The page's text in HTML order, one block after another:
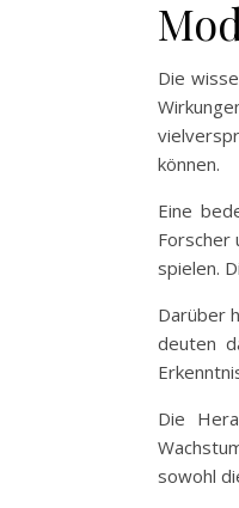
Die
können.
Eine
Forscher
spielen.
Darüber
deuten
Die
sowohl